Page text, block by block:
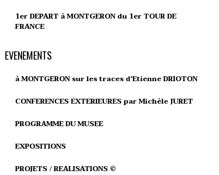
1er DEPART à MONTGERON du 1er TOUR DE
FRANCE
EVENEMENTS
à MONTGERON sur les traces d'Etienne DRIOTON
CONFERENCES EXTERIEURES par Michèle JURET
PROGRAMME DU MUSEE
EXPOSITIONS
PROJETS / REALISATIONS ©